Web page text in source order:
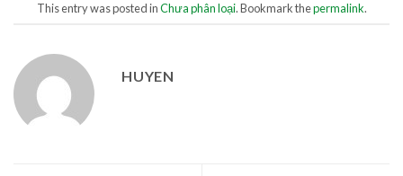
This entry was posted inChưa phân loại. Bookmark thepermalink.
HUYEN